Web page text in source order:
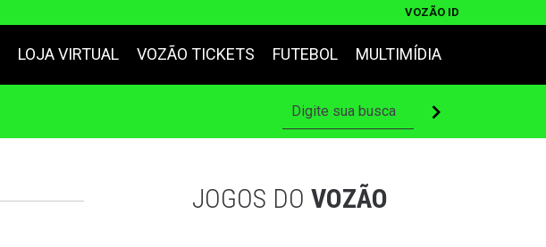
VOZÃO ID
LOJA VIRTUAL VOZÃO TICKETS FUTEBOL MULTIMÍDIA
JOGOS DO VOZÃO